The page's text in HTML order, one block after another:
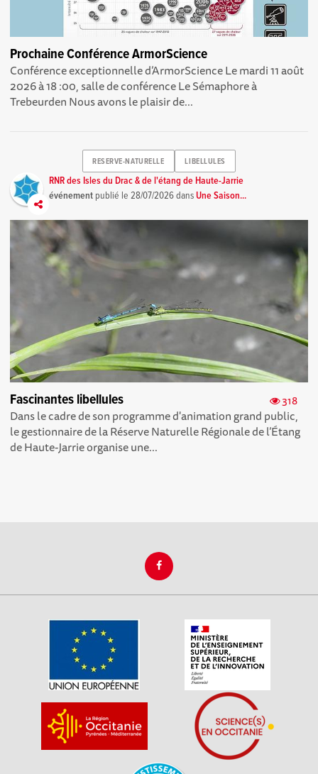
Prochaine Conférence ArmorScience
Conférence exceptionnelle d’ArmorScience Le mardi 11 août
2026 à 18 :00, salle de conférence Le Sémaphore à
Trebeurden Nous avons le plaisir de...
RESERVE-NATURELLE LIBELLULES
RNR des Isles du Drac & de l'étang de Haute-Jarrie
événement publié le28/07/2026dansUne Saison...
318
Fascinantes libellules
Dans le cadre de son programme d'animation grand public,
le gestionnaire de la Réserve Naturelle Régionale de l’Étang
de Haute-Jarrie organise une...